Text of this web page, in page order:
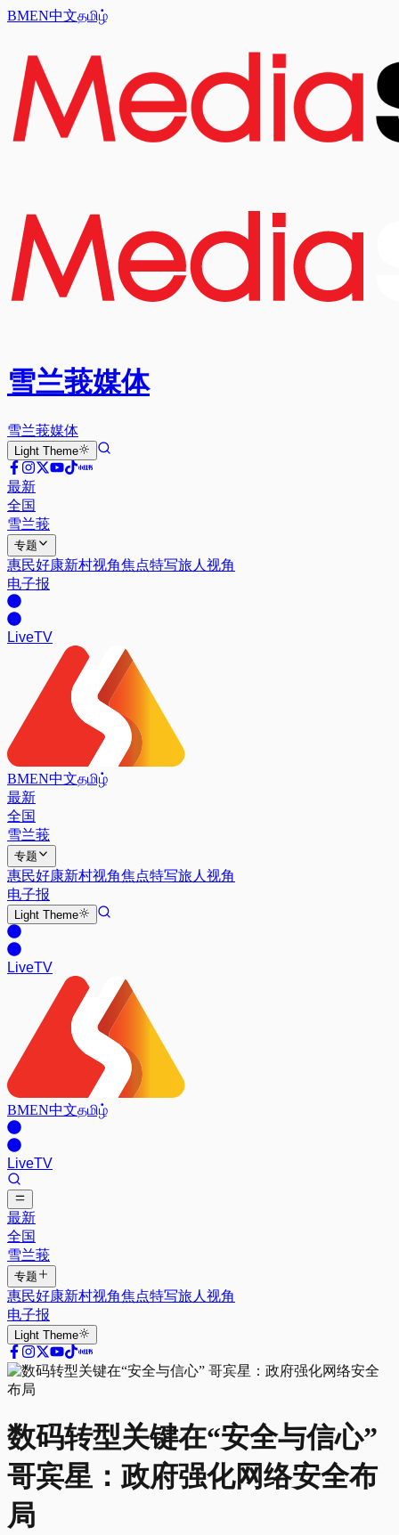
BMEN中文தமிழ்
雪兰莪媒体
雪兰莪媒体
Light Theme
最新
全国
雪兰莪
专题
惠民好康新村视角焦点特写旅人视角
电子报
LiveTV
BMEN中文தமிழ்
最新
全国
雪兰莪
专题
惠民好康新村视角焦点特写旅人视角
电子报
Light Theme
LiveTV
BMEN中文தமிழ்
LiveTV
最新
全国
雪兰莪
专题
惠民好康新村视角焦点特写旅人视角
电子报
Light Theme
数码转型关键在“安全与信心”
哥宾星：政府强化网络安全布
局